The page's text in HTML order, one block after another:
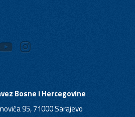
Bosne i Hercegovine
95, 71000 Sarajevo